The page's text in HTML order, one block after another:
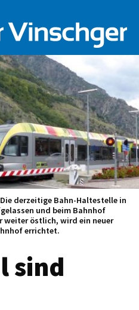
derzeitige Bahn-Haltestelle in
und beim Bahnhof
weiter östlich, wird ein neuer
errichtet.
sind